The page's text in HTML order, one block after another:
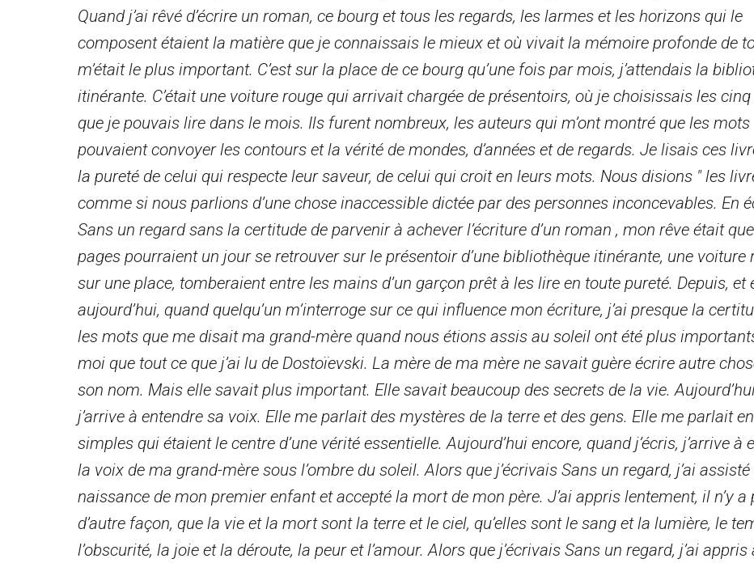
Quand j’ai rêvé d’écrire un roman, ce bourg et tous les regards, les larmes et les horizons qui le
composent étaient la matière que je connaissais le mieux et où vivait la mémoire profonde de
m’était le plus important. C’est sur la place de ce bourg qu’une fois par mois, j’attendais la
itinérante. C’était une voiture rouge qui arrivait chargée de présentoirs, où je choisissais les
que je pouvais lire dans le mois. Ils furent nombreux, les auteurs qui m’ont montré que les mots
pouvaient convoyer les contours et la vérité de mondes, d’années et de regards. Je lisais ces
la pureté de celui qui respecte leur saveur, de celui qui croit en leurs mots. Nous disions " les
comme si nous parlions d’une chose inaccessible dictée par des personnes inconcevables. En
Sans un regard sans la certitude de parvenir à achever l’écriture d’un roman , mon rêve était
pages pourraient un jour se retrouver sur le présentoir d’une bibliothèque itinérante, une voiture
sur une place, tomberaient entre les mains d’un garçon prêt à les lire en toute pureté. Depuis, et
aujourd’hui, quand quelqu’un m’interroge sur ce qui influence mon écriture, j’ai presque la
les mots que me disait ma grand-mère quand nous étions assis au soleil ont été plus
moi que tout ce que j’ai lu de Dostoïevski. La mère de ma mère ne savait guère écrire autre
son nom. Mais elle savait plus important. Elle savait beaucoup des secrets de la vie.
j’arrive à entendre sa voix. Elle me parlait des mystères de la terre et des gens. Elle me parlait
simples qui étaient le centre d’une vérité essentielle. Aujourd’hui encore, quand j’écris, j’arrive à
la voix de ma grand-mère sous l’ombre du soleil. Alors que j’écrivais Sans un regard, j’ai assisté
naissance de mon premier enfant et accepté la mort de mon père. J’ai appris lentement, il n’y a
d’autre façon, que la vie et la mort sont la terre et le ciel, qu’elles sont le sang et la lumière, le
l’obscurité, la joie et la déroute, la peur et l’amour. Alors que j’écrivais Sans un regard, j’ai